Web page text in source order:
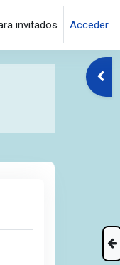
invitados Acceder